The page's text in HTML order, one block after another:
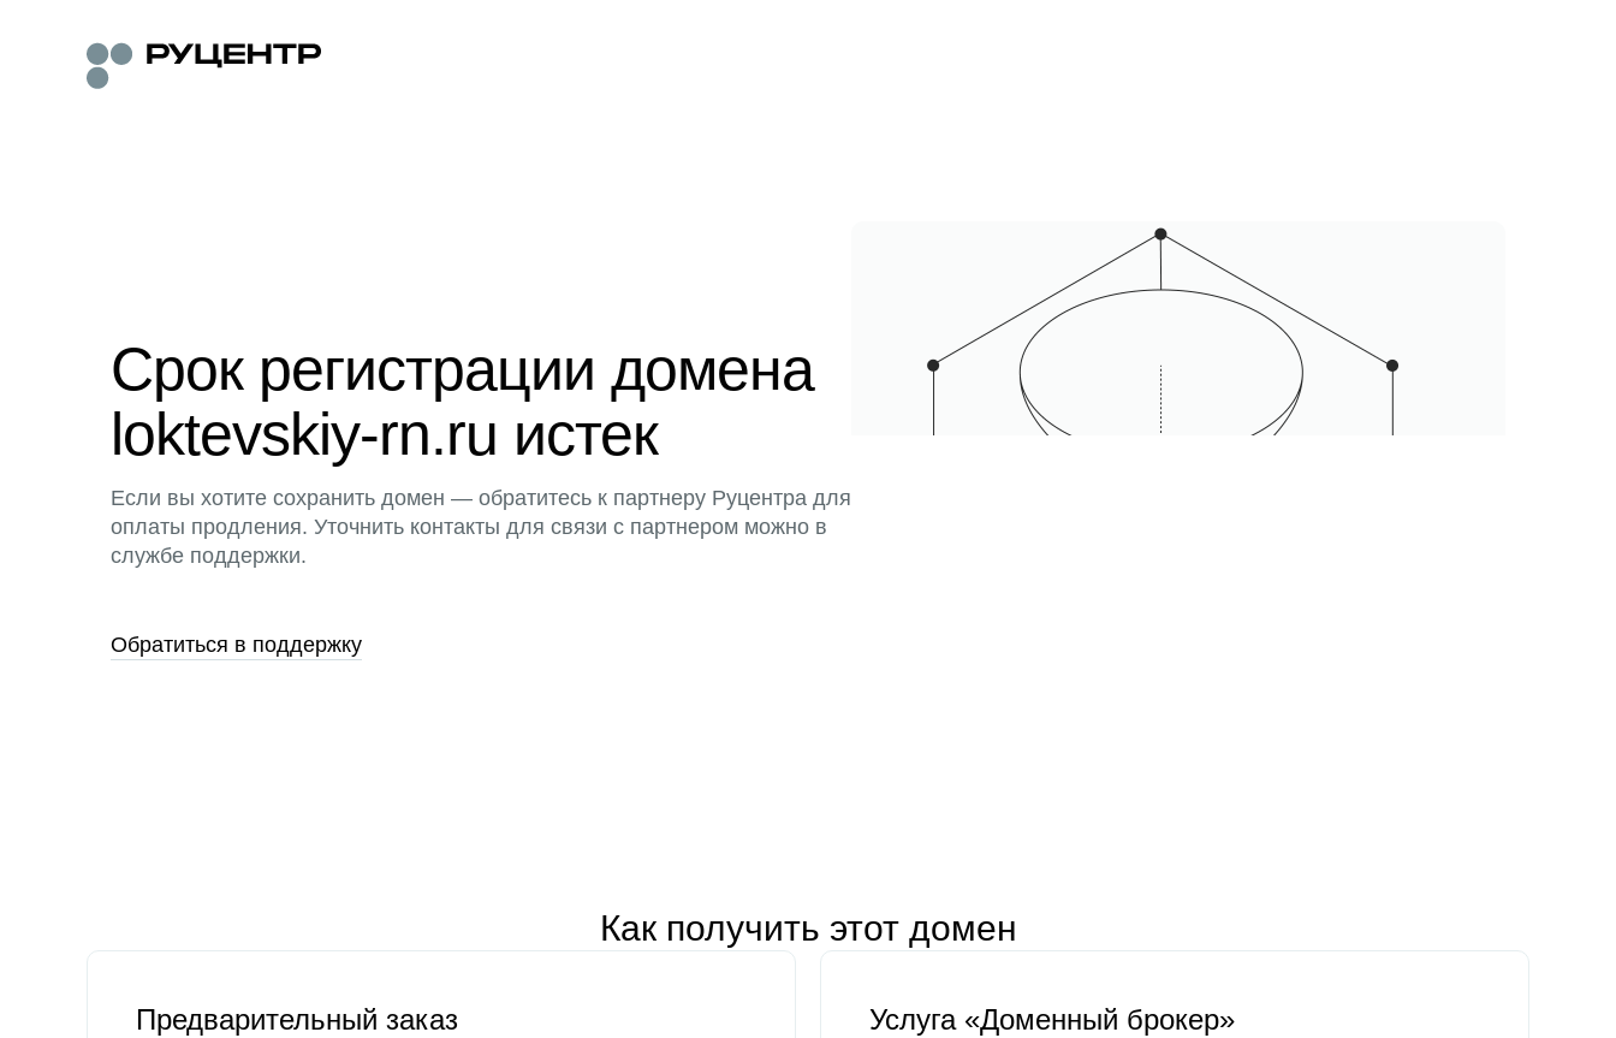
Срок регистрации домена
loktevskiy-rn.ru истек
Если вы хотите сохранить домен — обратитесь к партнеру Руцентра для
оплаты продления. Уточнить контакты для связи с партнером можно в
службе поддержки.
Обратиться в поддержку
Как получить этот домен
Предварительный заказ Услуга «Доменный брокер»